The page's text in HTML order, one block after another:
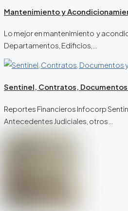
Mantenimiento y
Lo mejor en mantenimiento y
Departamentos, Edificios,…
Sentinel, Contratos, Documentos
Reportes Financieros Infocorp
Antecedentes Judiciales, otros…